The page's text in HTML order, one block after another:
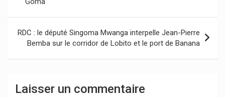
l’article
RDC : le député Singoma Mwanga interpelle Jean-Pierre
Bemba sur le corridor de Lobito et le port de Banana
Laisser un commentaire